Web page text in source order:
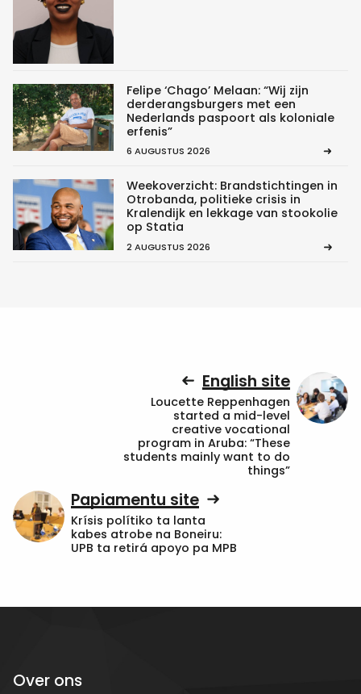
Felipe ‘Chago’ Melaan: “Wij zijn
derderangsburgers met een
Nederlands paspoort als koloniale
erfenis”
6 AUGUSTUS 2026
Weekoverzicht: Brandstichtingen in
Otrobanda, politieke crisis in
Kralendijk en lekkage van stookolie
op Statia
2 AUGUSTUS 2026
English site
Loucette Reppenhagen
started a mid-level
creative vocational
program in Aruba: “These
students mainly want to do
things”
Papiamentu site
Krísis polítiko ta lanta
kabes atrobe na Boneiru:
UPB ta retirá apoyo pa MPB
Over ons